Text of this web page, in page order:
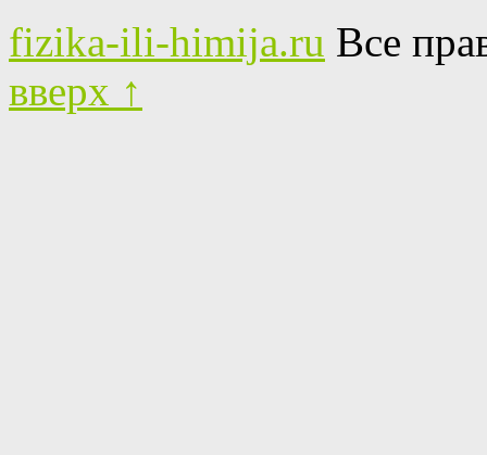
fizika-ili-himija.ru Все
вверх ↑